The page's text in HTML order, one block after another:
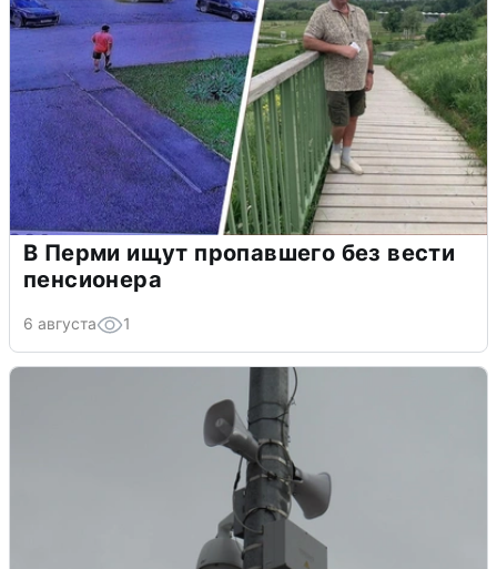
В Перми ищут пропавшего без вести
пенсионера
6 августа 1